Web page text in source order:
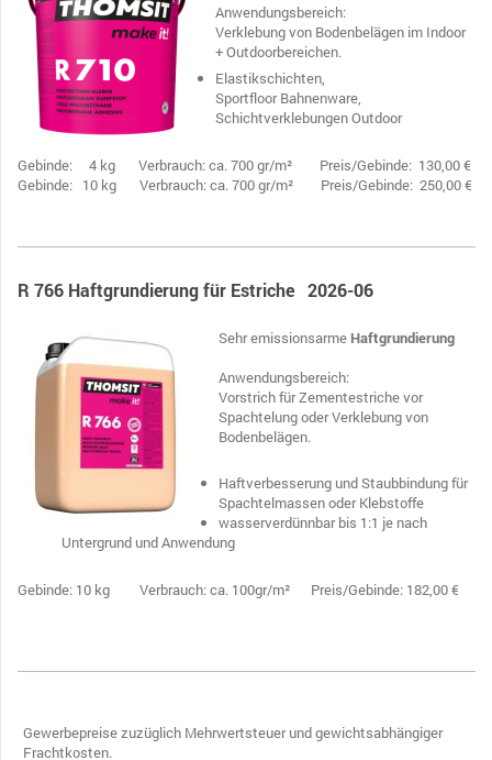
Anwendungsbereich:
Verklebung von Bodenbelägen im Indoor
+ Outdoorbereichen.
Elastikschichten,
SportfloorBahnenware,
Schichtverklebungen Outdoor
Gebinde: 4 kg Verbrauch: ca. 700 gr/m² Preis/Gebinde: 130,00 €
Gebinde: 10 kg Verbrauch: ca. 700 gr/m² Preis/Gebinde: 250,00 €
R 766 Haftgrundierung für Estriche 2026-06
Sehr emissionsarme Haftgrundierung
Anwendungsbereich:
Vorstrich für Zementestriche vor
Spachtelung oder Verklebung von
Bodenbelägen.
Haftverbesserung und Staubbindung für
Spachtelmassen oder Klebstoffe
wasserverdünnbar bis 1:1 je nach
Untergrund und Anwendung
Gebinde: 10 kg Verbrauch: ca. 100gr/m² Preis/Gebinde: 182,00 €
Gewerbepreise zuzüglich Mehrwertsteuer und gewichtsabhängiger
Frachtkosten .